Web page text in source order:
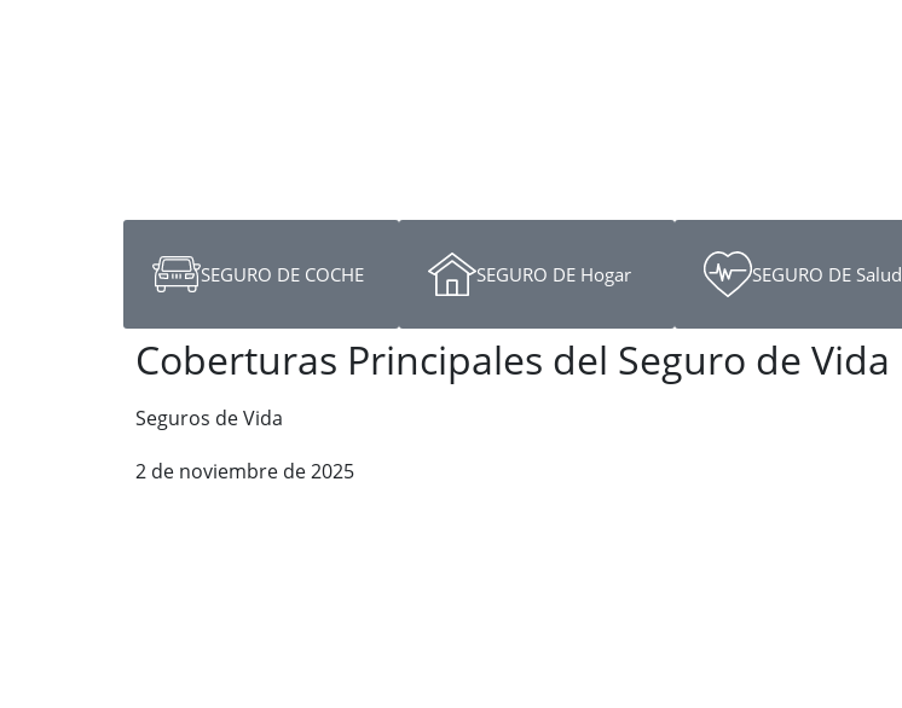
SEGURO DE COCHE SEGURO DE Hogar SEGURO DE Salud
Coberturas Principales del Seguro de Vida
Seguros de Vida
2 de noviembre de 2025